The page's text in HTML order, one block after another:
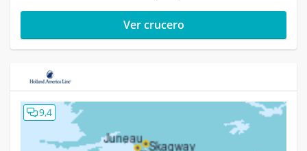
Ver crucero
9,4